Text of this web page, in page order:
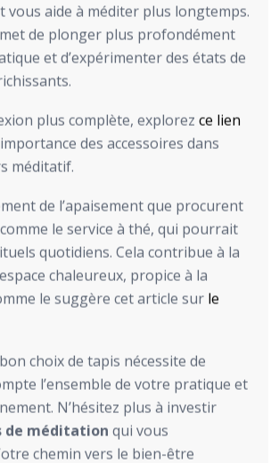
vous aide à méditer plus longtemps.
de plonger plus profondément
et d’expérimenter des états de
plus complète, explorez ce lien
des accessoires dans
méditatif.
de l’apaisement que procurent
le service à thé, qui pourrait
quotidiens. Cela contribue à la
chaleureux, propice à la
le suggère cet article sur le
choix de tapis nécessite de
l’ensemble de votre pratique et
N’hésitez plus à investir
de méditation qui vous
chemin vers le bien-être